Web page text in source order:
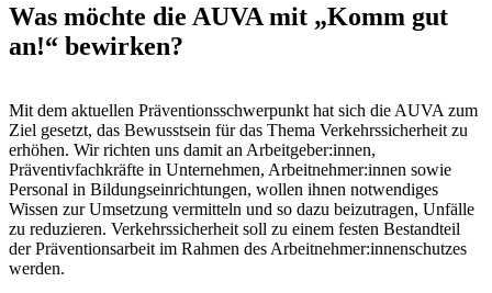
Was möchte die AUVA mit „Komm gut
an!“ bewirken?
Mit dem aktuellen Präventionsschwerpunkt hat sich die AUVA zum
Ziel gesetzt, das Bewusstsein für das Thema Verkehrssicherheit zu
erhöhen. Wir richten uns damit an Arbeitgeber:innen,
Präventivfachkräfte in Unternehmen, Arbeitnehmer:innen sowie
Personal in Bildungseinrichtungen, wollen ihnen notwendiges
Wissen zur Umsetzung vermitteln und so dazu beizutragen, Unfälle
zu reduzieren. Verkehrssicherheit soll zu einem festen Bestandteil
der Präventionsarbeit im Rahmen des Arbeitnehmer:innenschutzes
werden.